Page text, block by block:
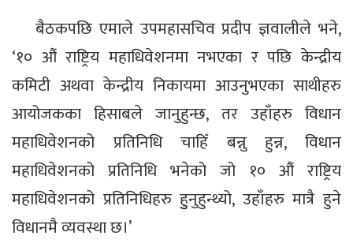
बैठकपछि एमाले उपमहासचिव प्रदीप ज्ञवालीले भने,
‘१० औं राष्ट्रिय महाधिवेशनमा नभएका र पछि केन्द्रीय
कमिटी अथवा केन्द्रीय निकायमा आउनुभएका साथीहरु
आयोजकका हिसाबले जानुहुन्छ, तर उहाँहरु विधान
महाधिवेशनको प्रतिनिधि चाहिँ बन्नु हुन्न, विधान
महाधिवेशनको प्रतिनिधि भनेको जो १० औं राष्ट्रिय
महाधिवेशनको प्रतिनिधिहरु हुुनुहुन्थ्यो, उहाँहरु मात्रै हुने
विधानमै व्यवस्था छ।’